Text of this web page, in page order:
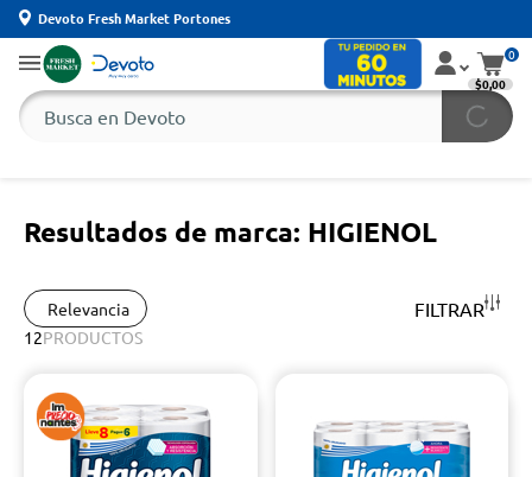
Devoto Fresh Market Portones
0
$0,00
Resultados de marca: HIGIENOL
Relevancia FILTRAR
12PRODUCTOS